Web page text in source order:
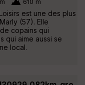
610 m
est une des plus
(57). Elle
copains qui
qui aime aussi se
local.